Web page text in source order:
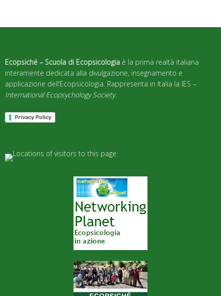
Ecopsiché – Scuola di Ecopsicologia è la prima realtà italiana
interamente dedicata alla divulgazione, insegnamento e
applicazione dell’Ecopsicologia. Rappresenta in Italia la IES –
International Ecopsychology Society.
Privacy Policy